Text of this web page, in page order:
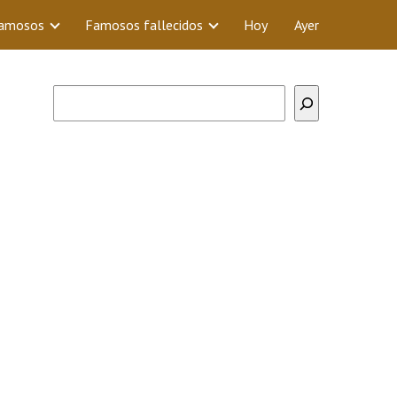
Famosos fallecidos Hoy Ayer